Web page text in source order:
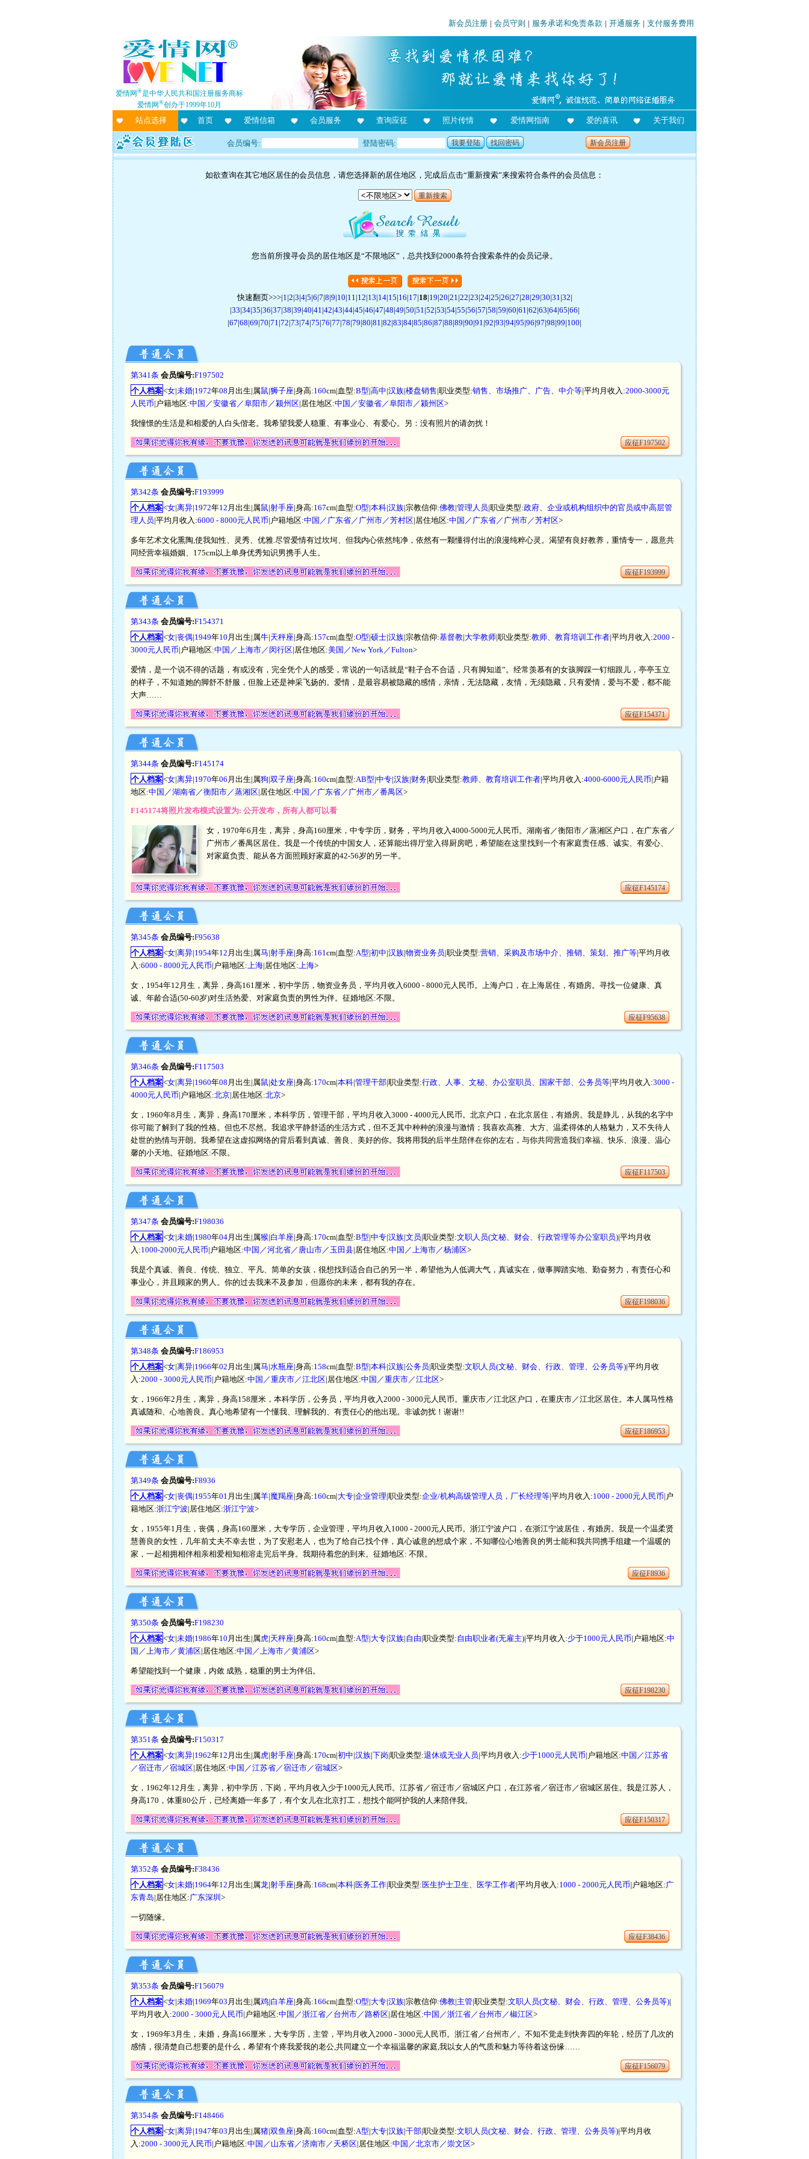
新会员注册 | 会员守则 | 服务承诺和免责条款 | 开通服务 | 支付服务费用
爱情网®是中华人民共和国注册服务商标
爱情网®创办于1999年10月
站点选择 首页 爱情信箱 会员服务 查询应征 照片传情 爱情网指南 爱的喜讯 关于我们
会员编号: 登陆密码: 我要登陆 找回密码 新会员注册
如欲查询在其它地区居住的会员信息，请您选择新的居住地区，完成后点击“重新搜索”来搜索符合条件的会员信息：
重新搜索
您当前所搜寻会员的居住地区是“不限地区”，总共找到2000条符合搜索条件的会员记录。
快速翻页>>>|1 |2|3|4|5|6|7|8|9|10|11 |12|13|14|15|16|17|18|19|20|21 |22|23|24|25|26|27|28|29|30|31 |32|
|33|34|35|36|37|38|39|40|41 |42|43|44|45|46|47|48|49|50|51 |52|53|54|55|56|57|58|59|60|61 |62|63|64|65|66|
|67|68|69|70|71 |72|73|74|75|76|77|78|79|80|81 |82|83|84|85|86|87|88|89|90|91 |92|93|94|95|96|97|98|99|100|
第341条 会员编号:F197502
个人档案<女|未婚|1972年08 月出生|属鼠|狮子座|身高:160cm|血型:B型|高中|汉族|楼盘销售|职业类型:销售、市场推广、广告、中介等|平均月收入:2000-3000元
人民币|户籍地区:中国／安徽省／阜阳市／颍州区|居住地区:中国／安徽省／阜阳市／颍州区>
我憧憬的生活是和相爱的人白头偕老。我希望我爱人稳重、有事业心、有爱心。另：没有照片的请勿扰！
应征F197502
第342条 会员编号:F193999
个人档案<女|离异|1972年12 月出生|属鼠|射手座|身高:167cm|血型:O型|本科|汉族|宗教信仰:佛教|管理人员|职业类型:政府、企业或机构组织中的官员或中高层管
理人员|平均月收入:6000 - 8000元人民币|户籍地区:中国／广东省／广州市／芳村区|居住地区:中国／广东省／广州市／芳村区>
多年艺术文化熏陶,使我知性、灵秀、优雅.尽管爱情有过坎坷、但我内心依然纯净，依然有一颗懂得付出的浪漫纯粹心灵。渴望有良好教养，重情专一，愿意共
同经营幸福婚姻、175cm以上单身优秀知识男携手人生。
应征F193999
第343条 会员编号:F154371
个人档案<女|丧偶|1949年10 月出生|属牛|天秤座|身高:157cm|血型:O型|硕士|汉族|宗教信仰:基督教|大学教师|职业类型:教师、教育培训工作者|平均月收入:2000 -
3000元人民币|户籍地区:中国／上海市／闵行区|居住地区:美国／New York／Fulton>
爱情，是一个说不得的话题，有或没有，完全凭个人的感受，常说的一句话就是“鞋子合不合适，只有脚知道”。经常羡慕有的女孩脚踩一钉细跟儿，亭亭玉立
的样子，不知道她的脚舒不舒服，但脸上还是神采飞扬的。爱情，是最容易被隐藏的感情，亲情，无法隐藏，友情，无须隐藏，只有爱情，爱与不爱，都不能
大声……
应征F154371
第344条 会员编号:F145174
个人档案<女|离异|1970年06 月出生|属狗|双子座|身高:160cm|血型:AB型|中专|汉族|财务|职业类型:教师、教育培训工作者|平均月收入:4000-6000元人民币|户籍
地区:中国／湖南省／衡阳市／蒸湘区|居住地区:中国／广东省／广州市／番禺区>
F145174将照片发布模式设置为: 公开发布，所有人都可以看
女，1970年6月生，离异，身高160厘米，中专学历，财务，平均月收入4000-5000元人民币。湖南省／衡阳市／蒸湘区户口，在广东省／
广州市／番禺区居住。我是一个传统的中国女人，还算能出得厅堂入得厨房吧，希望能在这里找到一个有家庭责任感、诚实、有爱心、
对家庭负责、能从各方面照顾好家庭的42-56岁的另一半。
应征F145174
第345条 会员编号:F95638
个人档案<女|离异|1954年12 月出生|属马|射手座|身高:161 cm|血型:A型|初中|汉族|物资业务员|职业类型:营销、采购及市场中介、推销、策划、推广等|平均月收
入:6000 - 8000元人民币|户籍地区: 上海|居住地区: 上海>
女，1954年12月生，离异，身高161厘米，初中学历，物资业务员，平均月收入6000 - 8000元人民币。上海户口，在上海居住，有婚房。寻找一位健康、真
诚、年龄合适(50-60岁)对生活热爱、对家庭负责的男性为伴。征婚地区:不限。
应征F95638
第346条 会员编号:F117503
个人档案<女|离异|1960年08 月出生|属鼠|处女座|身高:170cm|本科|管理干部|职业类型:行政、人事、文秘、办公室职员、国家干部、公务员等|平均月收入:3000 -
4000元人民币|户籍地区:北京|居住地区:北京>
女，1960年8月生，离异，身高170厘米，本科学历，管理干部，平均月收入3000 - 4000元人民币。北京户口，在北京居住，有婚房。我是静儿，从我的名字中
你可能了解到了我的性格。但也不尽然。我追求平静舒适的生活方式，但不乏其中种种的浪漫与激情；我喜欢高雅、大方、温柔得体的人格魅力，又不失待人
处世的热情与开朗。我希望在这虚拟网络的背后看到真诚、善良、美好的你。我将用我的后半生陪伴在你的左右，与你共同营造我们幸福、快乐、浪漫、温心
馨的小天地。征婚地区:不限。
应征F117503
第347条 会员编号:F198036
个人档案<女|未婚|1980年04 月出生|属猴|白羊座|身高:170cm|血型:B型|中专|汉族|文员|职业类型:文职人员(文秘、财会、行政管理等办公室职员)|平均月收
入:1000-2000元人民币|户籍地区:中国／河北省／唐山市／玉田县|居住地区:中国／上海市／杨浦区>
我是个真诚、善良、传统、独立、平凡、简单的女孩，很想找到适合自己的另一半，希望他为人低调大气，真诚实在，做事脚踏实地、勤奋努力，有责任心和
事业心，并且顾家的男人。你的过去我来不及参加，但愿你的未来，都有我的存在。
应征F198036
第348条 会员编号:F186953
个人档案<女|离异|1966年02 月出生|属马|水瓶座|身高:158cm|血型:B型|本科|汉族|公务员|职业类型:文职人员(文秘、财会、行政、管理、公务员等)|平均月收
入:2000 - 3000元人民币|户籍地区:中国／重庆市／江北区|居住地区:中国／重庆市／江北区>
女，1966年2月生，离异，身高158厘米，本科学历，公务员，平均月收入2000 - 3000元人民币。重庆市／江北区户口，在重庆市／江北区居住。本人属马性格
真诚随和、心地善良。真心地希望有一个懂我、理解我的、有责任心的他出现。非诚勿扰！谢谢!!
应征F186953
第349条 会员编号:F8936
个人档案<女|丧偶|1955年01 月出生|属羊|魔羯座|身高:160cm|大专|企业管理|职业类型:企业/机构高级管理人员，厂长经理等|平均月收入:1000 - 2000元人民币|户
籍地区:浙江宁波|居住地区:浙江宁波>
女，1955年1月生，丧偶，身高160厘米，大专学历，企业管理，平均月收入1000 - 2000元人民币。浙江宁波户口，在浙江宁波居住，有婚房。我是一个温柔贤
慧善良的女性，几年前丈夫不幸去世，为了安慰老人，也为了给自己找个伴，真心诚意的想成个家，不知哪位心地善良的男士能和我共同携手组建一个温暖的
家，一起相拥相伴相亲相爱相知相溶走完后半身。我期待着您的到来。征婚地区: 不限。
应征F8936
第350条 会员编号:F198230
个人档案<女|未婚|1986年10 月出生|属虎|天秤座|身高:160cm|血型:A型|大专|汉族|自由|职业类型:自由职业者(无雇主)|平均月收入:少于1000元人民币|户籍地区:中
国／上海市／黄浦区|居住地区:中国／上海市／黄浦区>
希望能找到一个健康，内敛 成熟，稳重的男士为伴侣。
应征F198230
第351条 会员编号:F150317
个人档案<女|离异|1962年12 月出生|属虎|射手座|身高:170cm|初中|汉族|下岗|职业类型:退休或无业人员|平均月收入:少于1000元人民币|户籍地区:中国／江苏省
／宿迁市／宿城区|居住地区:中国／江苏省／宿迁市／宿城区>
女，1962年12月生，离异，初中学历，下岗，平均月收入少于1000元人民币。江苏省／宿迁市／宿城区户口，在江苏省／宿迁市／宿城区居住。我是江苏人，
身高170，体重80公斤，已经离婚一年多了，有个女儿在北京打工，想找个能呵护我的人来陪伴我。
应征F150317
第352条 会员编号:F38436
个人档案<女|未婚|1964年12 月出生|属龙|射手座|身高:168cm|本科|医务工作|职业类型:医生护士卫生、医学工作者|平均月收入:1000 - 2000元人民币|户籍地区:广
东青岛|居住地区:广东深圳>
一切随缘。
应征F38436
第353条 会员编号:F156079
个人档案<女|未婚|1969年03 月出生|属鸡|白羊座|身高:166cm|血型:O型|大专|汉族|宗教信仰:佛教|主管|职业类型:文职人员(文秘、财会、行政、管理、公务员等)|
平均月收入:2000 - 3000元人民币|户籍地区:中国／浙江省／台州市／路桥区|居住地区:中国／浙江省／台州市／椒江区>
女，1969年3月生，未婚，身高166厘米，大专学历，主管，平均月收入2000 - 3000元人民币。浙江省／台州市／。不知不觉走到快奔四的年轮，经历了几次的
感情，很清楚自己想要的是什么，希望有个疼我爱我的老公,共同建立一个幸福温馨的家庭,我以女人的气质和魅力等待着这份缘……
应征F156079
第354条 会员编号:F148466
个人档案<女|离异|1947年03 月出生|属猪|双鱼座|身高:160cm|血型:A型|大专|汉族|干部|职业类型:文职人员(文秘、财会、行政、管理、公务员等)|平均月收
入:2000 - 3000元人民币|户籍地区:中国／山东省／济南市／天桥区|居住地区:中国／北京市／崇文区>